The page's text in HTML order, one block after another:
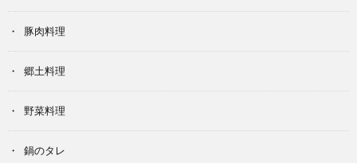
豚肉料理
郷土料理
野菜料理
鍋のタレ